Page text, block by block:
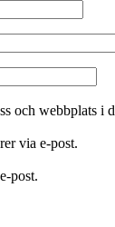
och webbplats i
via e-post.
post.